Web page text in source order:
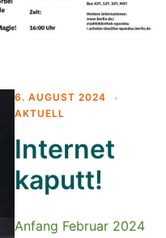
6. AUGUST 2024
AKTUELL
Internet
kaputt!
Anfang Februar 2024